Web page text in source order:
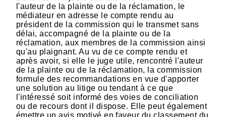
l'auteur de la plainte ou de la réclamation, le
médiateur en adresse le compte rendu au
président de la commission qui le transmet sans
délai, accompagné de la plainte ou de la
réclamation, aux membres de la commission ainsi
qu'au plaignant. Au vu de ce compte rendu et
après avoir, si elle le juge utile, rencontré l'auteur
de la plainte ou de la réclamation, la commission
formule des recommandations en vue d'apporter
une solution au litige ou tendant à ce que
l'intéressé soit informé des voies de conciliation
ou de recours dont il dispose. Elle peut également